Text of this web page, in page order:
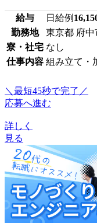
給与 日給例
勤務地
東京都 府中
寮・社宅 なし
仕事内容 組み立て・
＼最短45秒で完了／
応募へ進む
詳しく
見る